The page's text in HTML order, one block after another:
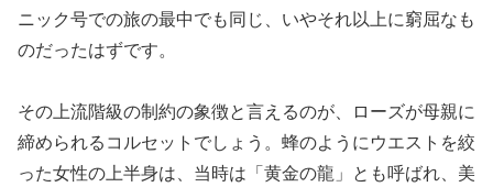
ニック号での旅の最中でも同じ、いやそれ以上に窮屈なも
のだったはずです。
その上流階級の制約の象徴と言えるのが、ローズが母親に
締められるコルセットでしょう。蜂のようにウエストを絞
った女性の上半身は、当時は「黄金の龍」とも呼ばれ、美